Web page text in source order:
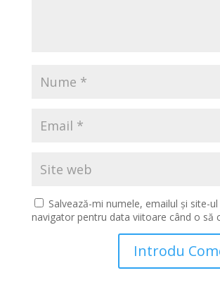
Salvează-mi numele, emailul și site-
navigator pentru data viitoare când o să